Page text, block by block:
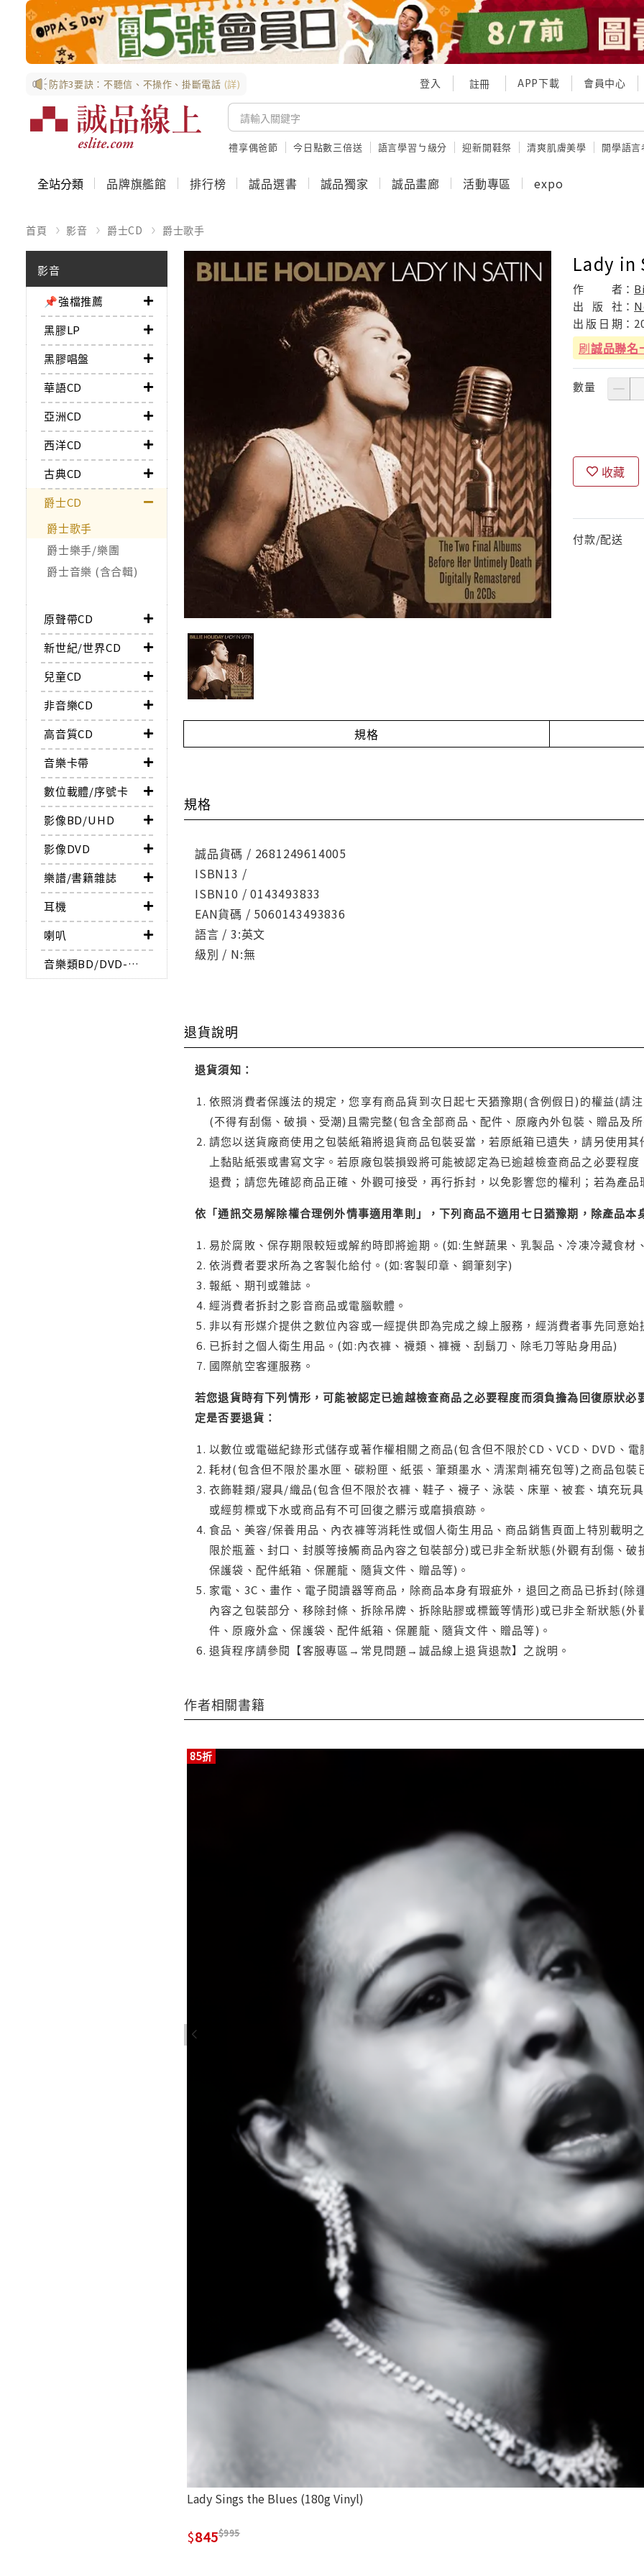
防詐3要訣：不聽信、不操作、掛斷電話 (詳) 登入 註冊 APP下載 會員中心
禮享偶爸節 今日點數三倍送 語言學習ㄅ級分 迎新開鞋祭 清爽肌膚美學 開學語
全站分類 品牌旗艦館 排行榜 誠品選書 誠品獨家 誠品畫廊 活動專區 expo
首頁 影音 爵士CD 爵士歌手
影音
📌強檔推薦
黑膠LP
黑膠唱盤
華語CD
亞洲CD
西洋CD
古典CD
爵士CD
爵士歌手
爵士樂手/樂團
爵士音樂 (含合輯)
原聲帶CD
新世紀/世界CD
兒童CD
非音樂CD
高音質CD
音樂卡帶
數位載體/序號卡
影像BD/UHD
影像DVD
樂譜/書籍雜誌
耳機
喇叭
音樂類BD/DVD-AUDIO
Lady in
作 者：
出
版 社：
出 版 日 期：
刷誠品聯名
數量
收藏
付款/配送
規格
規格
誠品貨碼 / 2681249614005
ISBN13 /
ISBN10 / 0143493833
EAN貨碼 / 5060143493836
語言 / 3:英文
級別 / N:無
退貨說明
退貨須知：
依照消費者保護法的規定，您享有商品貨到次日起七天猶豫期(含例假日)的權益(請
(不得有刮傷、破損、受潮)且需完整(包含全部商品、配件、原廠內外包裝、贈品及
請您以送貨廠商使用之包裝紙箱將退貨商品包裝妥當，若原紙箱已遺失，請另使用
上黏貼紙張或書寫文字。若原廠包裝損毀將可能被認定為已逾越檢查商品之必要程
退費；請您先確認商品正確、外觀可接受，再行拆封，以免影響您的權利；若為產
依「通訊交易解除權合理例外情事適用準則」，下列商品不適用七日猶豫期，除產品本
易於腐敗、保存期限較短或解約時即將逾期。(如:生鮮蔬果、乳製品、冷凍冷藏食材
依消費者要求所為之客製化給付。(如:客製印章、鋼筆刻字)
報紙、期刊或雜誌。
經消費者拆封之影音商品或電腦軟體。
非以有形媒介提供之數位內容或一經提供即為完成之線上服務，經消費者事先同意
已拆封之個人衛生用品。(如:內衣褲、襪類、褲襪、刮鬍刀、除毛刀等貼身用品)
國際航空客運服務。
若您退貨時有下列情形，可能被認定已逾越檢查商品之必要程度而須負擔為回復原狀
定是否要退貨：
以數位或電磁紀錄形式儲存或著作權相關之商品(包含但不限於CD、VCD、DVD、
耗材(包含但不限於墨水匣、碳粉匣、紙張、筆類墨水、清潔劑補充包等)之商品包
衣飾鞋類/寢具/織品(包含但不限於衣褲、鞋子、襪子、泳裝、床單、被套、填充玩
或經剪標或下水或商品有不可回復之髒污或磨損痕跡。
食品、美容/保養用品、內衣褲等消耗性或個人衛生用品、商品銷售頁面上特別載明
限於瓶蓋、封口、封膜等接觸商品內容之包裝部分)或已非全新狀態(外觀有刮傷、
保護袋、配件紙箱、保麗龍、隨貨文件、贈品等)。
家電、3C、畫作、電子閱讀器等商品，除商品本身有瑕疵外，退回之商品已拆封(
內容之包裝部分、移除封條、拆除吊牌、拆除貼膠或標籤等情形)或已非全新狀態(
件、原廠外盒、保護袋、配件紙箱、保麗龍、隨貨文件、贈品等)。
退貨程序請參閱【客服專區→常見問題→誠品線上退貨退款】之說明。
作者相關書籍
85折
Lady Sings the Blues (180g Vinyl)
845 995